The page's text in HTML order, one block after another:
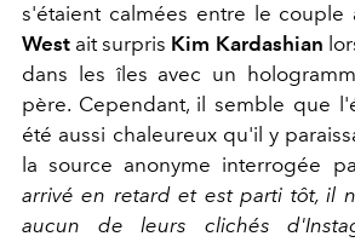
s'étaient calmées entre le couple
West ait surpris Kim Kardashian
dans les îles avec un
père. Cependant, il semble que
été aussi chaleureux qu'il y
la source anonyme interrogée
arrivé en retard et est parti tôt, il
aucun de leurs clichés